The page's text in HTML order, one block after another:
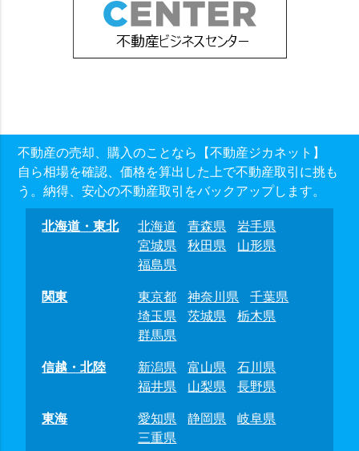
不動産の売却、購入のことなら【不動産ジカネット】
自ら相場を確認、価格を算出した上で不動産取引に挑も
う。納得、安心の不動産取引をバックアップします。
北海道・東北 北海道 青森県
岩手県
宮城県
秋田県
山形県
福島県
関東
東京都 神奈川県
千葉県
埼玉県
茨城県
栃木県
群馬県
信越・北陸
新潟県 富山県
石川県
福井県
山梨県
長野県
東海
愛知県 静岡県
岐阜県
三重県